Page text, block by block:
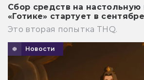
Сбор средств на настольную
«Готике» стартует в сентябре
Это вторая попытка THQ.
Новости